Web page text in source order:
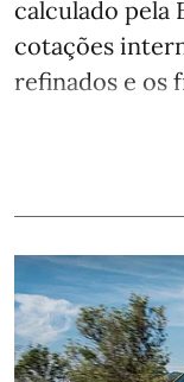
calculado pela
cotações
refinados e os